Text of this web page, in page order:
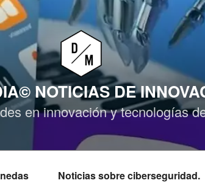
NOTICIAS DE
en innovación y tecnologías
Noticias sobre ciberseguridad.